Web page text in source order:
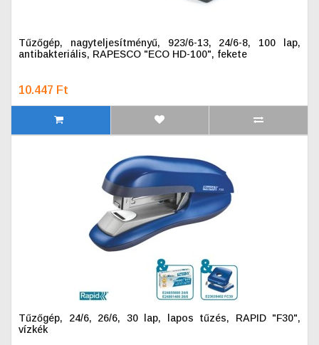
Tűzőgép, nagyteljesítményű, 923/6-13, 24/6-8, 100 lap,
antibakteriális, RAPESCO "ECO HD-100", fekete
10.447 Ft
Tűzőgép, 24/6, 26/6, 30 lap, lapos tűzés, RAPID "F30",
vízkék